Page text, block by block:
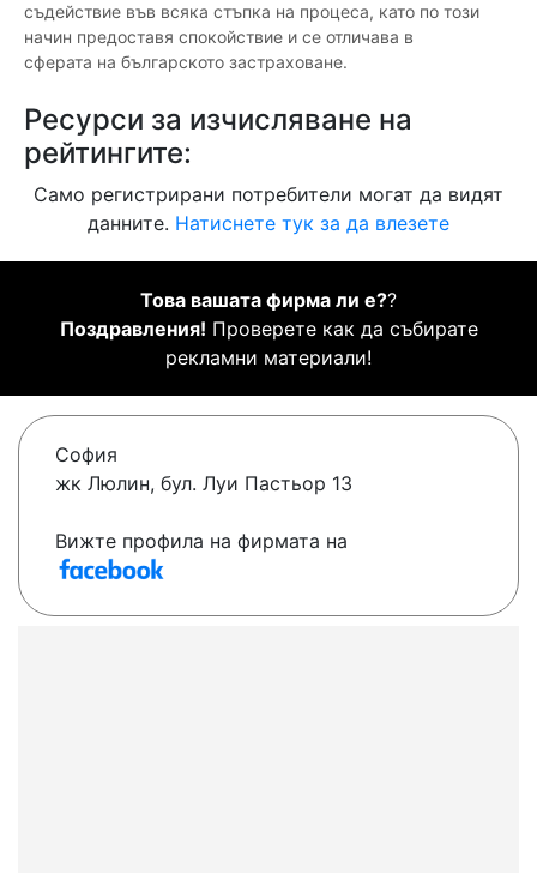
съдействие във всяка стъпка на процеса, като по този
начин предоставя спокойствие и се отличава в
сферата на българското застраховане.
Ресурси за изчисляване на
рейтингите:
Само регистрирани потребители могат да видят
данните. Натиснете тук за да влезете
Това вашата фирма ли е??
Поздравления! Проверете как да събирате
рекламни материали!
София
жк Люлин, бул. Луи Пастьор 13
Вижте профила на фирмата на